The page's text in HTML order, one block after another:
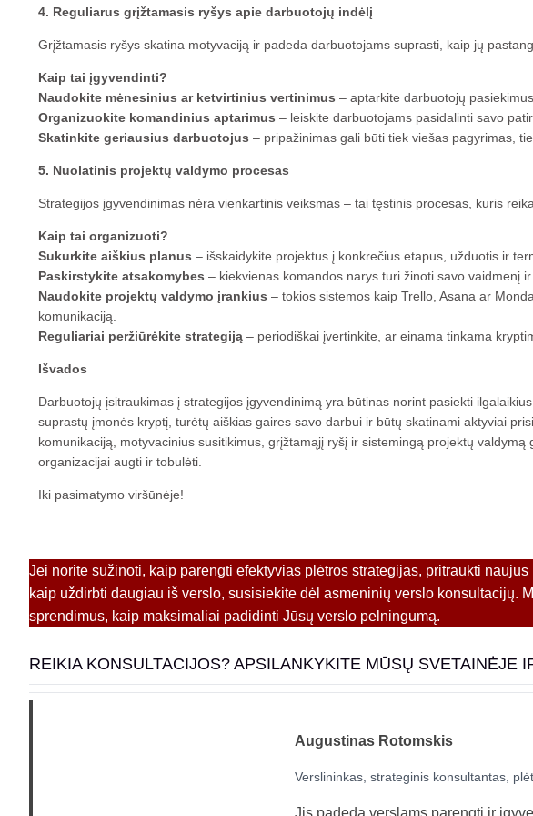
4. Reguliarus grįžtamasis ryšys apie darbuotojų indėlį
Grįžtamasis ryšys skatina motyvaciją ir padeda darbuotojams suprasti, kaip jų
Kaip tai įgyvendinti?
Naudokite mėnesinius ar ketvirtinius vertinimus – aptarkite darbuotojų
Organizuokite komandinius aptarimus – leiskite darbuotojams pasidalinti savo
Skatinkite geriausius darbuotojus – pripažinimas gali būti tiek viešas pagyrimas,
5. Nuolatinis projektų valdymo procesas
Strategijos įgyvendinimas nėra vienkartinis veiksmas – tai tęstinis procesas, kuris
Kaip tai organizuoti?
Sukurkite aiškius planus – išskaidykite projektus į konkrečius etapus, užduotis ir
Paskirstykite atsakomybes – kiekvienas komandos narys turi žinoti savo vaidmenį
Naudokite projektų valdymo įrankius – tokios sistemos kaip Trello, Asana ar
komunikaciją.
Reguliariai peržiūrėkite strategiją – periodiškai įvertinkite, ar einama tinkama
Išvados
Darbuotojų įsitraukimas į strategijos įgyvendinimą yra būtinas norint pasiekti
suprastų įmonės kryptį, turėtų aiškias gaires savo darbui ir būtų skatinami aktyviai
komunikaciją, motyvacinius susitikimus, grįžtamąjį ryšį ir sistemingą projektų
organizacijai augti ir tobulėti.
Iki pasimatymo viršūnėje!
Jei norite sužinoti, kaip parengti efektyvias plėtros strategijas, pritraukti
kaip uždirbti daugiau iš verslo, susisiekite dėl asmeninių verslo konsultacijų.
sprendimus, kaip maksimaliai padidinti Jūsų verslo pelningumą.
REIKIA KONSULTACIJOS? APSILANKYKITE MŪSŲ SVETAINĖJE
Augustinas Rotomskis
Verslininkas, strateginis konsultantas,